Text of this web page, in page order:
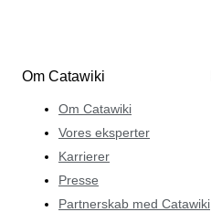
Om Catawiki
Om Catawiki
Vores eksperter
Karrierer
Presse
Partnerskab med Catawiki